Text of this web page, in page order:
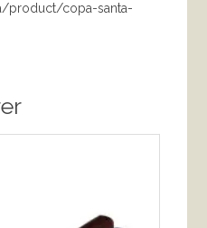
product/copa-santa-